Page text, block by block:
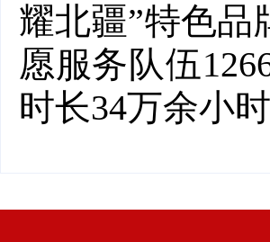
耀北疆”特色品
愿服务队伍
时长34万余小时